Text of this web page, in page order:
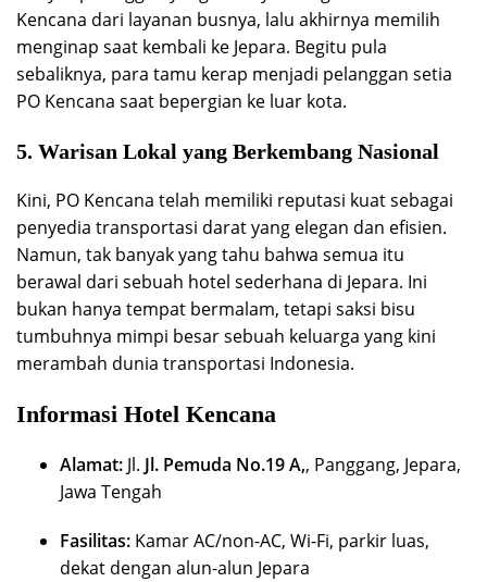
Kencana dari layanan busnya, lalu akhirnya memilih
menginap saat kembali ke Jepara. Begitu pula
sebaliknya, para tamu kerap menjadi pelanggan setia
PO Kencana saat bepergian ke luar kota.
5. Warisan Lokal yang Berkembang Nasional
Kini, PO Kencana telah memiliki reputasi kuat sebagai
penyedia transportasi darat yang elegan dan efisien.
Namun, tak banyak yang tahu bahwa semua itu
berawal dari sebuah hotel sederhana di Jepara. Ini
bukan hanya tempat bermalam, tetapi saksi bisu
tumbuhnya mimpi besar sebuah keluarga yang kini
merambah dunia transportasi Indonesia.
Informasi Hotel Kencana
Alamat: Jl. Jl. Pemuda No.19 A,, Panggang, Jepara,
Jawa Tengah
Fasilitas: Kamar AC/non-AC, Wi-Fi, parkir luas,
dekat dengan alun-alun Jepara